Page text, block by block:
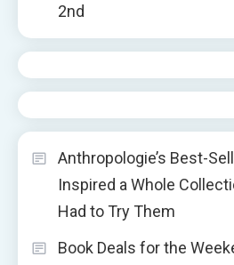
2nd
Anthropologie’s Best-
Inspired a Whole
Had to Try Them
Book Deals for the